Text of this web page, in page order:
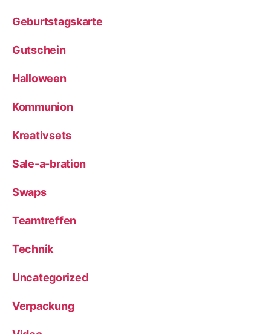
Geburtstagskarte
Gutschein
Halloween
Kommunion
Kreativsets
Sale-a-bration
Swaps
Teamtreffen
Technik
Uncategorized
Verpackung